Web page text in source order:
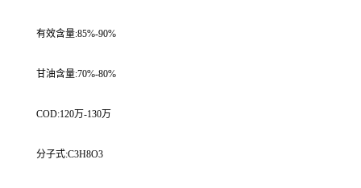
有效含量:85%-90%
甘油含量:70%-80%
COD:120万-130万
分子式:C3H8O3